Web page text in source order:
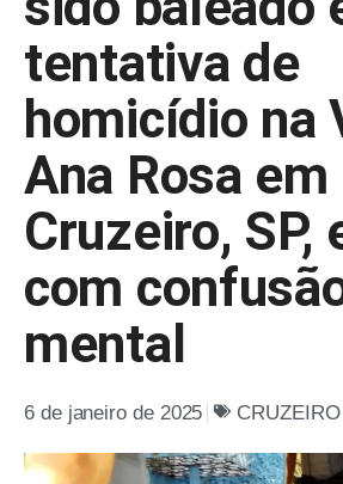
tentativa de
homicídio na
Ana Rosa em
Cruzeiro, SP,
com
mental
6 de janeiro de 2025 CRUZEIRO